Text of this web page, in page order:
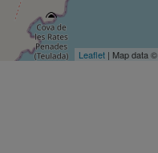
Leaflet | Map data ©